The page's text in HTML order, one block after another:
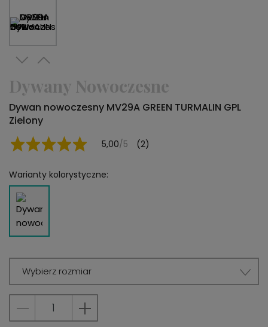
Dywany Nowoczesne
Dywan nowoczesny MV29A GREEN TURMALIN GPL
Zielony
5,00/5 (2)
Warianty kolorystyczne:
Wybierz rozmiar